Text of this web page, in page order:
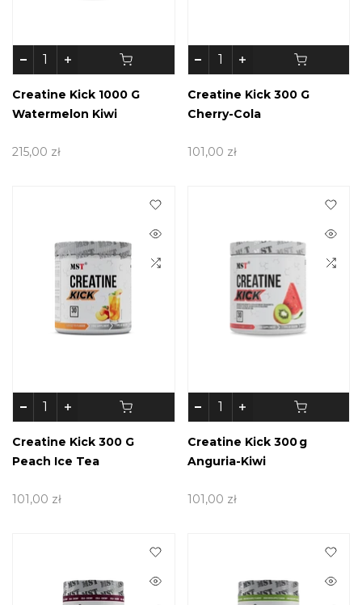
Creatine Kick 1000 G
Watermelon Kiwi
215,00 zł
Creatine Kick 300 G
Cherry-Cola
101,00 zł
Creatine Kick 300 G
Peach Ice Tea
101,00 zł
Creatine Kick 300 G
Anguria-Kiwi
101,00 zł